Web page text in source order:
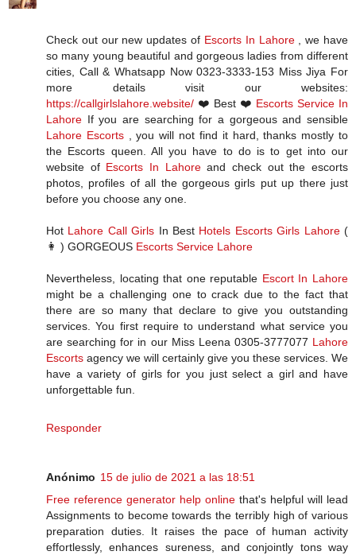
Check out our new updates of Escorts In Lahore , we have
so many young beautiful and gorgeous ladies from different
cities, Call & Whatsapp Now 0323-3333-153 Miss Jiya For
more details visit our websites:
https://callgirlslahore.website/ ❤️ Best ❤️ Escorts Service In
Lahore If you are searching for a gorgeous and sensible
Lahore Escorts , you will not find it hard, thanks mostly to
the Escorts queen. All you have to do is to get into our
website of Escorts In Lahoreand check out the escorts
photos, profiles of all the gorgeous girls put up there just
before you choose any one.
Hot Lahore Call Girls In Best Hotels Escorts Girls Lahore(
👩 ) GORGEOUS Escorts Service Lahore
Nevertheless, locating that one reputable Escort In Lahore
might be a challenging one to crack due to the fact that
there are so many that declare to give you outstanding
services. You first require to understand what service you
are searching for in our Miss Leena 0305-3777077 Lahore
Escorts agency we will certainly give you these services. We
have a variety of girls for you just select a girl and have
unforgettable fun.
Responder
Anónimo 15 de julio de 2021 a las 18:51
Free reference generator help online that's helpful will lead
Assignments to become towards the terribly high of various
preparation duties. It raises the pace of human activity
effortlessly, enhances sureness, and conjointly tons way